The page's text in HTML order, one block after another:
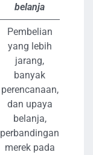
belanja
Pembelian
yang lebih
jarang,
banyak
perencanaan,
dan upaya
belanja,
perbandingan
merek pada